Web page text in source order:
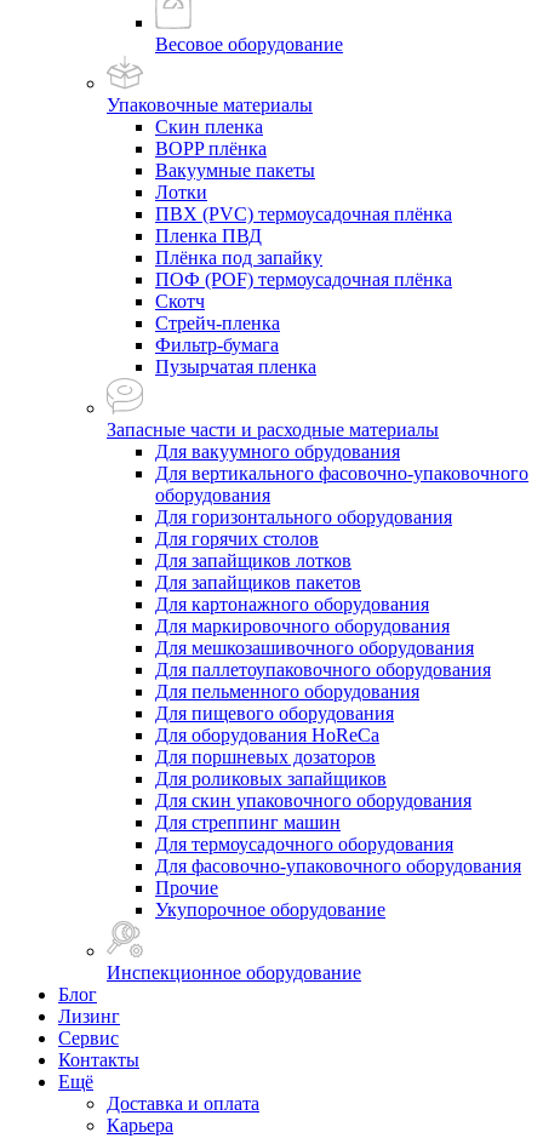
Весовое оборудование
Упаковочные материалы
Скин пленка
BOPP плёнка
Вакуумные пакеты
Лотки
ПВХ (PVC) термоусадочная плёнка
Пленка ПВД
Плёнка под запайку
ПОФ (POF) термоусадочная плёнка
Скотч
Стрейч-пленка
Фильтр-бумага
Пузырчатая пленка
Запасные части и расходные материалы
Для вакуумного обрудования
Для вертикального фасовочно-упаковочного
оборудования
Для горизонтального оборудования
Для горячих столов
Для запайщиков лотков
Для запайщиков пакетов
Для картонажного оборудования
Для маркировочного оборудования
Для мешкозашивочного оборудования
Для паллетоупаковочного оборудования
Для пельменного оборудования
Для пищевого оборудования
Для оборудования HoReCa
Для поршневых дозаторов
Для роликовых запайщиков
Для скин упаковочного оборудования
Для стреппинг машин
Для термоусадочного оборудования
Для фасовочно-упаковочного оборудования
Прочие
Укупорочное оборудование
Инспекционное оборудование
Блог
Лизинг
Сервис
Контакты
Ещё
Доставка и оплата
Карьера